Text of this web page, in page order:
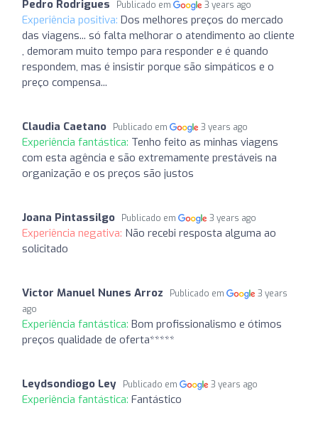
Pedro Rodrigues Publicado em 3 years ago
Experiência positiva: Dos melhores preços do mercado
das viagens... só falta melhorar o atendimento ao cliente
, demoram muito tempo para responder e é quando
respondem, mas é insistir porque são simpáticos e o
preço compensa...
Claudia Caetano Publicado em 3 years ago
Experiência fantástica: Tenho feito as minhas viagens
com esta agência e são extremamente prestáveis na
organização e os preços são justos
Joana Pintassilgo Publicado em 3 years ago
Experiência negativa: Não recebi resposta alguma ao
solicitado
Victor Manuel Nunes Arroz Publicado em
3 years
ago
Experiência fantástica: Bom profissionalismo e ótimos
preços qualidade de oferta*****
Leydsondiogo Ley Publicado em 3 years ago
Experiência fantástica: Fantástico